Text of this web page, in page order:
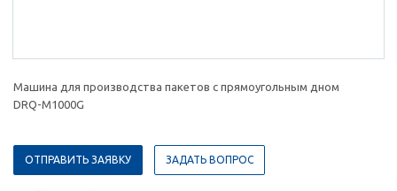
Машина для производства пакетов с прямоугольным дном
DRQ-M1000G
ОТПРАВИТЬ ЗАЯВКУ ЗАДАТЬ ВОПРОС